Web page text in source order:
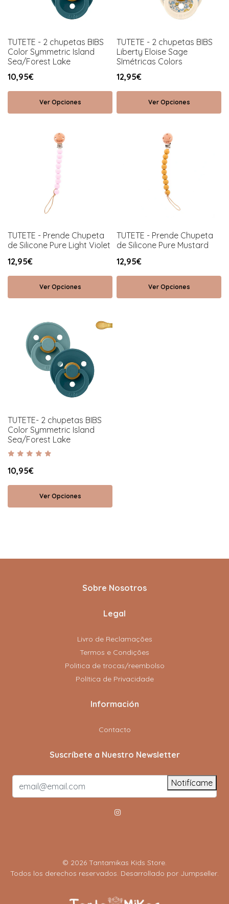
TUTETE - 2 chupetas BIBS
Color Symmetric Island
Sea/Forest Lake
10,95€
Ver Opciones
TUTETE - 2 chupetas BIBS
Liberty Eloise Sage
SImétricas Colors
12,95€
Ver Opciones
TUTETE - Prende Chupeta
de Silicone Pure Light Violet
12,95€
Ver Opciones
TUTETE - Prende Chupeta
de Silicone Pure Mustard
12,95€
Ver Opciones
TUTETE- 2 chupetas BIBS
Color Symmetric Island
Sea/Forest Lake
10,95€
Ver Opciones
Sobre Nosotros
Legal
Livro de Reclamações
Termos e Condições
Politica de trocas/reembolso
Política de Privacidade
Información
Contacto
Suscríbete a Nuestro Newsletter
Notifícame
© 2026 Tantamikas Kids Store.
Todos los derechos reservados. Desarrollado por Jumpseller.